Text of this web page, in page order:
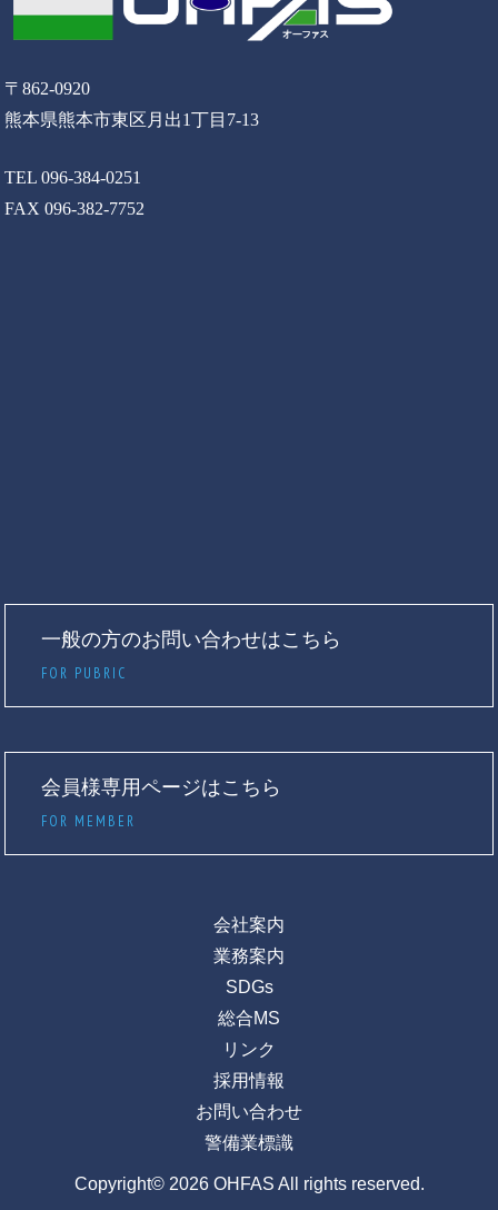
〒862-0920
熊本県熊本市東区月出1丁目7-13
TEL 096-384-0251
FAX 096-382-7752
一般の方のお問い合わせはこちら
FOR PUBRIC
会員様専用ページはこちら
FOR MEMBER
会社案内
業務案内
SDGs
総合MS
リンク
採用情報
お問い合わせ
警備業標識
Copyright© 2026 OHFAS All rights reserved.